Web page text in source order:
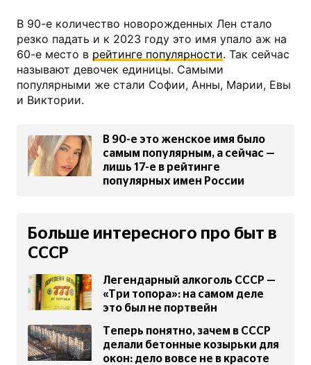
В 90-е количество новорожденных Лен стало
резко падать и к 2023 году это имя упало аж на
60-е место в рейтинге популярности. Так сейчас
называют девочек единицы. Самыми
популярными же стали Софии, Анны, Марии, Евы
и Виктории.
В 90-е это женское имя было
самым популярным, а сейчас —
лишь 17-е в рейтинге
популярных имен России
Больше интересного про быт в
СССР
Легендарный алкоголь СССР —
«Три топора»: на самом деле
это был не портвейн
Теперь понятно, зачем в СССР
делали бетонные козырьки для
окон: дело вовсе не в красоте